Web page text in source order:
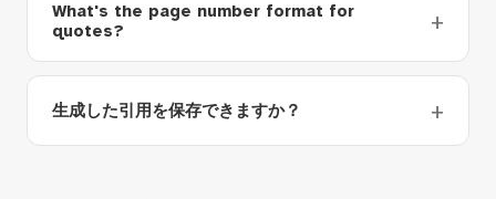
What's the page number format for
quotes?
生成した引用を保存できますか？